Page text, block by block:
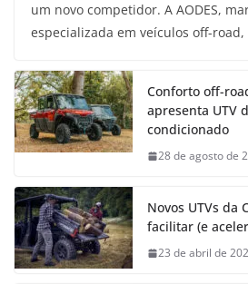
um novo competidor. A AODES,
especializada em veículos off-road,
Conforto off-
apresenta UTV
condicionado
28 de agosto de
Novos UTVs da
facilitar (e
23 de abril de